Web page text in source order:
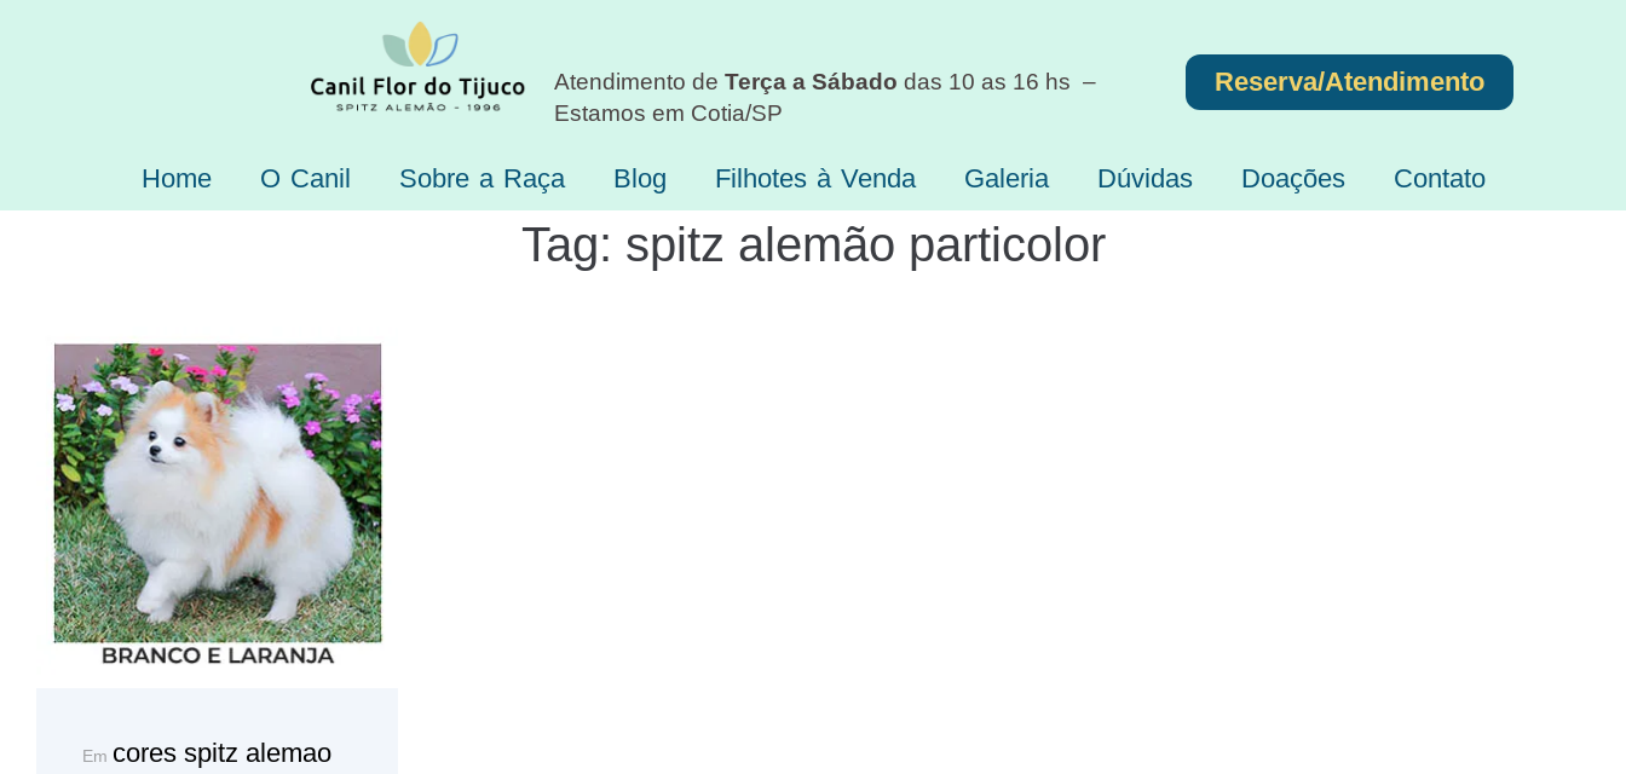
Atendimento de Terça a Sábado das 10 as 16 hs –
Estamos em Cotia/SP
Reserva/Atendimento
Home O Canil Sobre a Raça Blog Filhotes à Venda Galeria Dúvidas Doações Contato
Tag: spitz alemão particolor
Em cores spitz alemao